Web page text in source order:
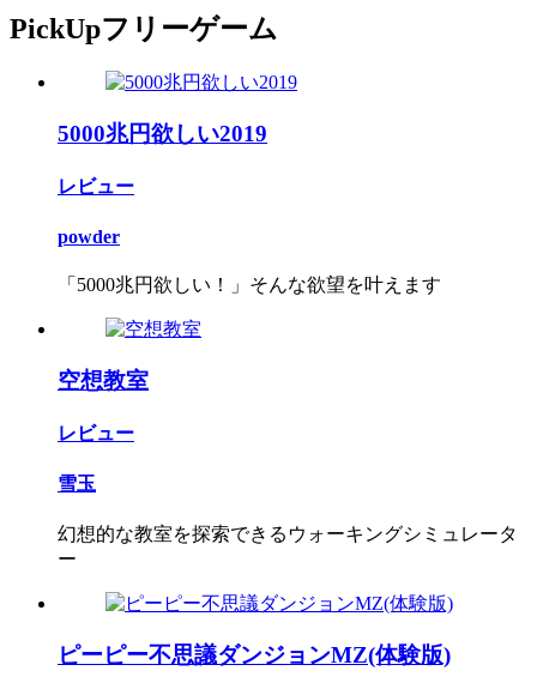
PickUpフリーゲーム
5000兆円欲しい2019
レビュー
powder
「5000兆円欲しい！」そんな欲望を叶えます
空想教室
レビュー
雪玉
幻想的な教室を探索できるウォーキングシミュレータ
ー
ピーピー不思議ダンジョンMZ(体験版)